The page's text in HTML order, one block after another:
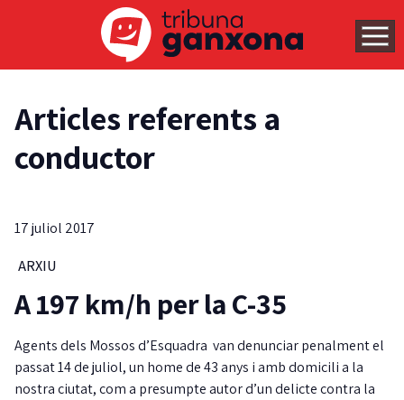
Articles referents a
conductor
17 juliol 2017
ARXIU
A 197 km/h per la C-35
Agents dels Mossos d’Esquadra van denunciar penalment el
passat 14 de juliol, un home de 43 anys i amb domicili a la
nostra ciutat, com a presumpte autor d’un delicte contra la